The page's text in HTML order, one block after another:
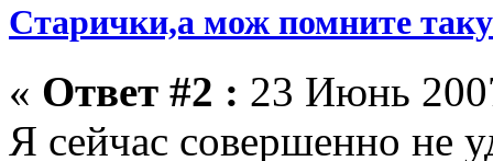
Старички,а мож помните
« Ответ #2 : 23 Июнь
Я сейчас совершенно не